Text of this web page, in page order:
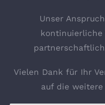
Unser
kontinuierliche
Vielen Dank für Ihr
auf die